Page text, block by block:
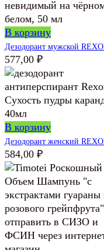
В корзину
Дезодорант мужской
577,00 ₽
В корзину
Дезодорант женский
584,00 ₽